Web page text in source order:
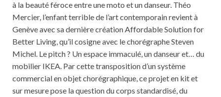
à la beauté féroce entre une moto et un danseur. Théo
Mercier, l’enfant terrible de l’art contemporain revient à
Genève avec sa dernière création Affordable Solution for
Better Living, qu’il cosigne avec le chorégraphe Steven
Michel. Le pitch ? Un espace immaculé, un danseur et… du
mobilier IKEA. Par cette transposition d’un système
commercial en objet chorégraphique, ce projet en kit et
sur mesure pose la question du corps standardisé, du